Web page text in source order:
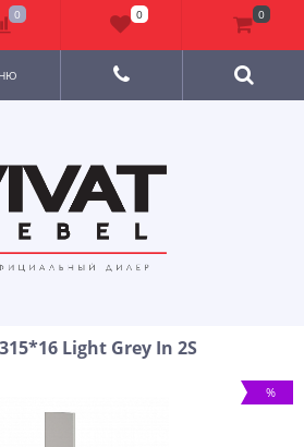
Light Grey In 2S
%
0 0 0